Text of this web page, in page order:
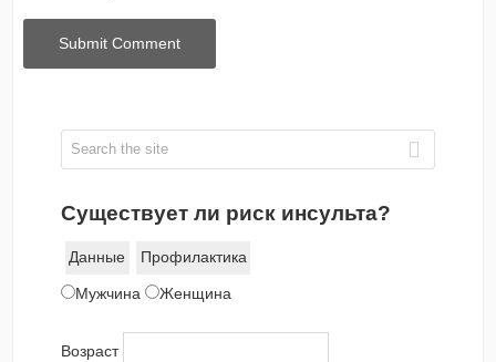
Существует ли риск инсульта?
Данные Профилактика
Мужчина Женщина
Возраст